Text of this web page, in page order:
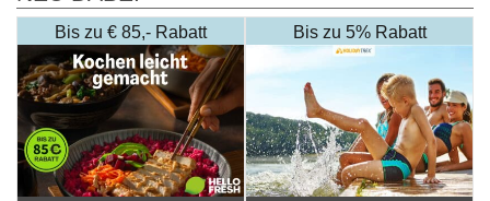
Bis zu € 85,- Rabatt Bis zu 5% Rabatt